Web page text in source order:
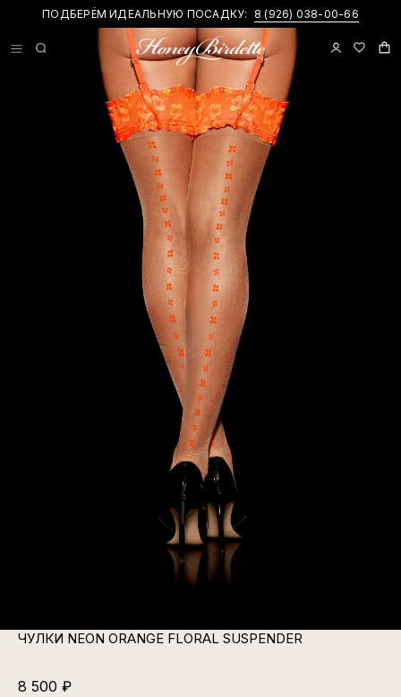
ПОДБЕРЁМ ИДЕАЛЬНУЮ ПОСАДКУ: 8 (926) 038-00-66
НОВИНКИ И ПРИВАТНЫЕ АКЦИИ В TELEGRAM-КАНАЛЕ
ЧУЛКИ NEON ORANGE FLORAL SUSPENDER
8 500 ₽